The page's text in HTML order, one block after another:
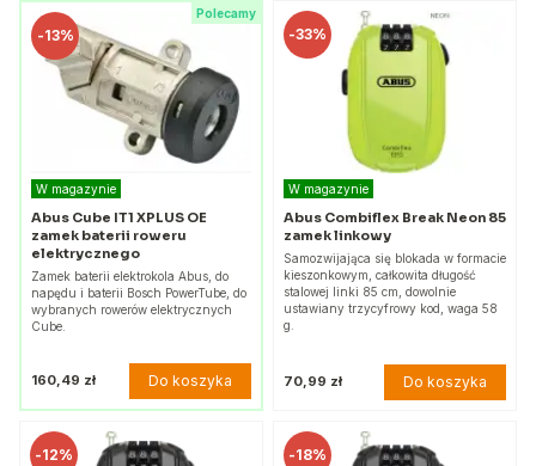
Polecamy
-13%
W magazynie
Abus Cube IT1 XPLUS OE
zamek baterii roweru
elektrycznego
Zamek baterii elektrokola Abus, do
napędu i baterii Bosch PowerTube, do
wybranych rowerów elektrycznych
Cube.
160,49 zł Do koszyka
-33%
W magazynie
Abus Combiflex Break Neon 85
zamek linkowy
Samozwijająca się blokada w formacie
kieszonkowym, całkowita długość
stalowej linki 85 cm, dowolnie
ustawiany trzycyfrowy kod, waga 58
g.
70,99 zł Do koszyka
-12% -18%